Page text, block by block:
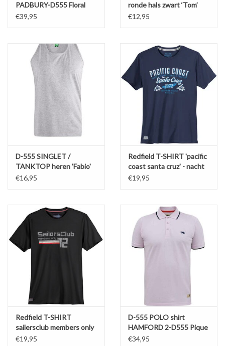
PADBURY-D555 Floral
korte mouw
€39,95
ronde hals zwart ‘Tom’
€12,95
D-555 SINGLET /
TANKTOP heren 'Fabio'
grijs
€16,95
Redfield T-SHIRT 'pacific
coast santa cruz' - nacht
blauw
€19,95
Redfield T-SHIRT
sailersclub members only
- zwart
€19,95
D-555 POLO shirt
HAMFORD 2-D555 Pique
€34,95